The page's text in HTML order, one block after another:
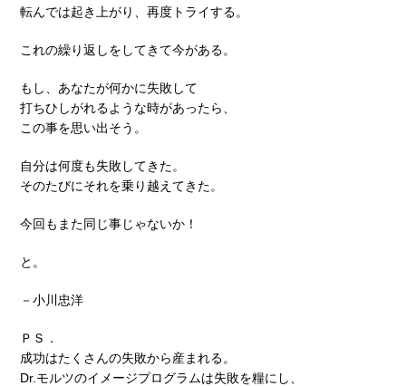
転んでは起き上がり、再度トライする。
これの繰り返しをしてきて今がある。
もし、あなたが何かに失敗して
打ちひしがれるような時があったら、
この事を思い出そう。
自分は何度も失敗してきた。
そのたびにそれを乗り越えてきた。
今回もまた同じ事じゃないか！
と。
－小川忠洋
ＰＳ．
成功はたくさんの失敗から産まれる。
Dr.モルツのイメージプログラムは失敗を糧にし、